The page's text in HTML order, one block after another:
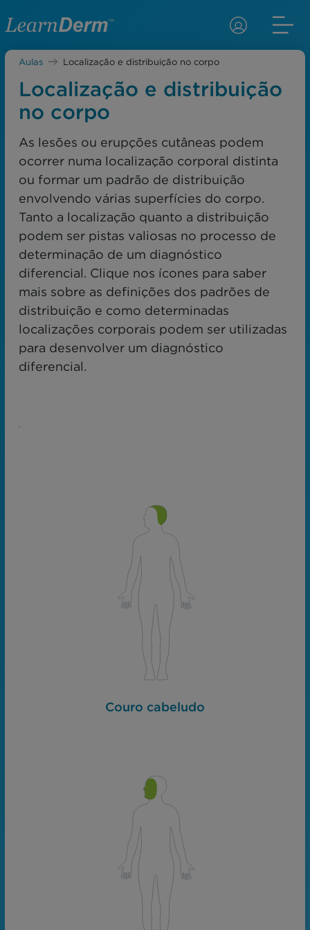
Aulas Localização e distribuição no corpo
Localização e distribuição
no corpo
As lesões ou erupções cutâneas podem
ocorrer numa localização corporal distinta
ou formar um padrão de distribuição
envolvendo várias superfícies do corpo.
Tanto a localização quanto a distribuição
podem ser pistas valiosas no processo de
determinação de um diagnóstico
diferencial. Clique nos ícones para saber
mais sobre as definições dos padrões de
distribuição e como determinadas
localizações corporais podem ser utilizadas
para desenvolver um diagnóstico
diferencial.
Couro cabeludo